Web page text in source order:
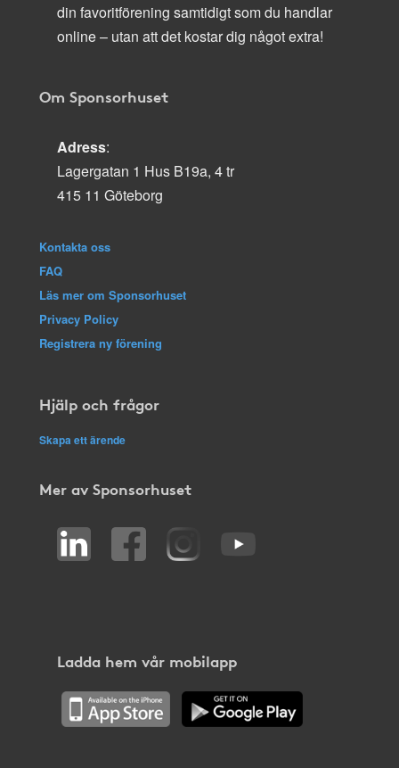
din favoritförening samtidigt som du handlar
online – utan att det kostar dig något extra!
Om Sponsorhuset
Adress:
Lagergatan 1 Hus B19a, 4 tr
415 11 Göteborg
Kontakta oss
FAQ
Läs mer om Sponsorhuset
Privacy Policy
Registrera ny förening
Hjälp och frågor
Skapa ett ärende
Mer av Sponsorhuset
Ladda hem vår mobilapp